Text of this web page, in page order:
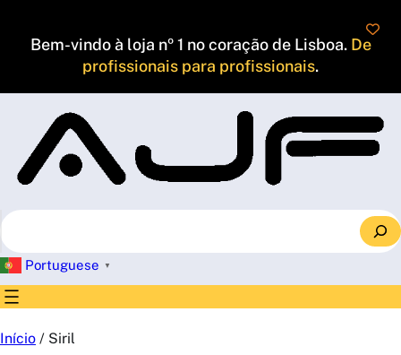
Bem-vindo à loja nº 1 no coração de Lisboa. De
profissionais para profissionais.
S
e
a
r
c
Portuguese ▼
Início / Siril